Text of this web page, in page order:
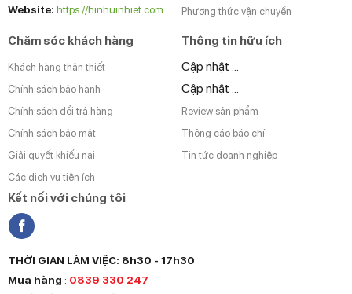
Website: https://hinhuinhiet.com
Phương thức vận chuyển
Chăm sóc khách hàng
Khách hàng thân thiết
Chính sách bảo hành
Chính sách đổi trả hàng
Chính sách bảo mật
Giải quyết khiếu nại
Các dịch vụ tiện ích
Thông tin hữu ích
Cập nhật ...
Cập nhật ...
Review sản phẩm
Thông cáo báo chí
Tin tức doanh nghiệp
Kết nối với chúng tôi
THỜI GIAN LÀM VIỆC: 8h30 - 17h30
Mua hàng : 0839 330 247